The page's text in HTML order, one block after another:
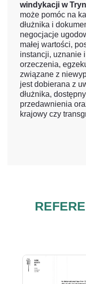
windykacji w
może pomóc na
dłużnika i
negocjacje
małej wartości,
instancji, uznanie
orzeczenia,
związane z
jest dobierana z
dłużnika,
przedawnienia
krajowy czy